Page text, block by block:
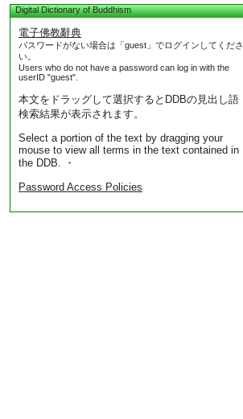
Digital Dictionary of Buddhism
電子佛教辭典
パスワードがない場合は「guest」でログインしてくださ
い。
Users who do not have a password can log in with the
userID "guest".
本文をドラッグして選択するとDDBの見出し語
検索結果が表示されます。
Select a portion of the text by dragging your
mouse to view all terms in the text contained in
the DDB. ・
Password Access Policies